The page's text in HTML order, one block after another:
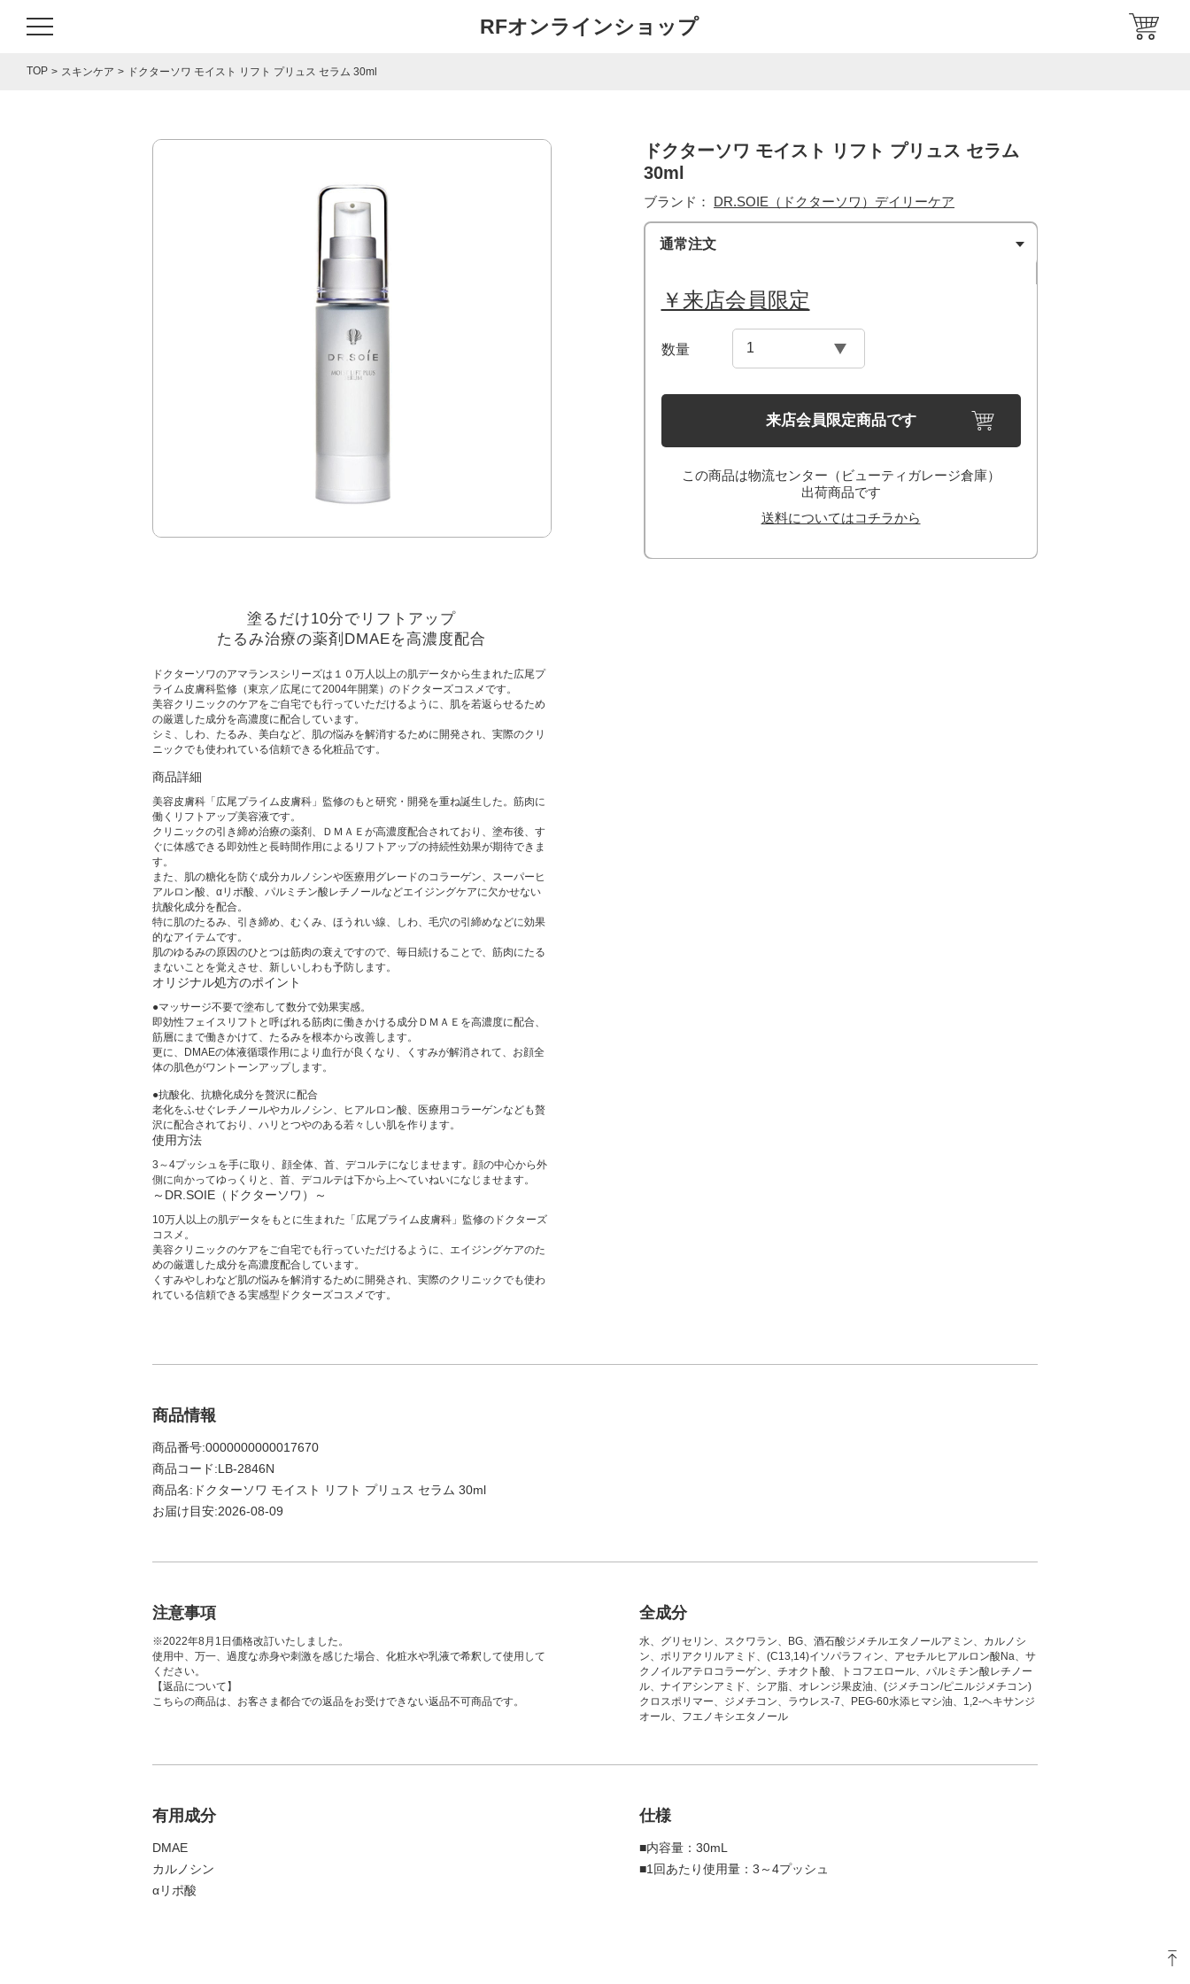
RFオンラインショップ
TOP スキンケア ドクターソワ モイスト リフト プリュス セラム 30ml
ドクターソワ モイスト リフト プリュス セラム
30ml
ブランド： DR.SOIE（ドクターソワ）デイリーケア
通常注文
￥来店会員限定
数量
来店会員限定商品です
この商品は物流センター（ビューティガレージ倉庫）
出荷商品です
送料についてはコチラから
塗るだけ10分でリフトアップ
たるみ治療の薬剤DMAEを高濃度配合
ドクターソワのアマランスシリーズは１０万人以上の肌データから生まれた広尾プ
ライム皮膚科監修（東京／広尾にて2004年開業）のドクターズコスメです。
美容クリニックのケアをご自宅でも行っていただけるように、肌を若返らせるため
の厳選した成分を高濃度に配合しています。
シミ、しわ、たるみ、美白など、肌の悩みを解消するために開発され、実際のクリ
ニックでも使われている信頼できる化粧品です。
商品詳細
美容皮膚科「広尾プライム皮膚科」監修のもと研究・開発を重ね誕生した。筋肉に
働くリフトアップ美容液です。
クリニックの引き締め治療の薬剤、ＤＭＡＥが高濃度配合されており、塗布後、す
ぐに体感できる即効性と長時間作用によるリフトアップの持続性効果が期待できま
す。
また、肌の糖化を防ぐ成分カルノシンや医療用グレードのコラーゲン、スーパーヒ
アルロン酸、αリポ酸、パルミチン酸レチノールなどエイジングケアに欠かせない
抗酸化成分を配合。
特に肌のたるみ、引き締め、むくみ、ほうれい線、しわ、毛穴の引締めなどに効果
的なアイテムです。
肌のゆるみの原因のひとつは筋肉の衰えですので、毎日続けることで、筋肉にたる
まないことを覚えさせ、新しいしわも予防します。
オリジナル処方のポイント
●マッサージ不要で塗布して数分で効果実感。
即効性フェイスリフトと呼ばれる筋肉に働きかける成分ＤＭＡＥを高濃度に配合、
筋層にまで働きかけて、たるみを根本から改善します。
更に、DMAEの体液循環作用により血行が良くなり、くすみが解消されて、お顔全
体の肌色がワントーンアップします。
●抗酸化、抗糖化成分を贅沢に配合
老化をふせぐレチノールやカルノシン、ヒアルロン酸、医療用コラーゲンなども贅
沢に配合されており、ハリとつやのある若々しい肌を作ります。
使用方法
3～4プッシュを手に取り、顔全体、首、デコルテになじませます。顔の中心から外
側に向かってゆっくりと、首、デコルテは下から上へていねいになじませます。
～DR.SOIE（ドクターソワ）～
10万人以上の肌データをもとに生まれた「広尾プライム皮膚科」監修のドクターズ
コスメ。
美容クリニックのケアをご自宅でも行っていただけるように、エイジングケアのた
めの厳選した成分を高濃度配合しています。
くすみやしわなど肌の悩みを解消するために開発され、実際のクリニックでも使わ
れている信頼できる実感型ドクターズコスメです。
商品情報
商品番号:0000000000017670
商品コード:LB-2846N
商品名:ドクターソワ モイスト リフト プリュス セラム 30ml
お届け目安:2026-08-09
注意事項
※2022年8月1日価格改訂いたしました。
使用中、万一、過度な赤身や刺激を感じた場合、化粧水や乳液で希釈して使用して
ください。
【返品について】
こちらの商品は、お客さま都合での返品をお受けできない返品不可商品です。
全成分
水、グリセリン、スクワラン、BG、酒石酸ジメチルエタノールアミン、カルノシ
ン、ポリアクリルアミド、(C13,14)イソパラフィン、アセチルヒアルロン酸Na、サ
クノイルアテロコラーゲン、チオクト酸、トコフエロール、パルミチン酸レチノー
ル、ナイアシンアミド、シア脂、オレンジ果皮油、(ジメチコン/ピニルジメチコン)
クロスポリマー、ジメチコン、ラウレス-7、PEG-60水添ヒマシ油、1,2-ヘキサンジ
オール、フエノキシエタノール
有用成分
DMAE
カルノシン
αリポ酸
仕様
■内容量：30mL
■1回あたり使用量：3～4プッシュ